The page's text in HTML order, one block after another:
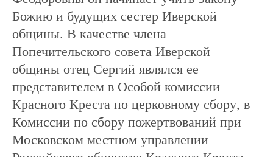
Божию и будущих сестер Иверской
общины. В качестве члена
Попечительского совета Иверской
общины отец Сергий являлся ее
представителем в Особой комиссии
Красного Креста по церковному сбору, в
Комиссии по сбору пожертвований при
Московском местном управлении